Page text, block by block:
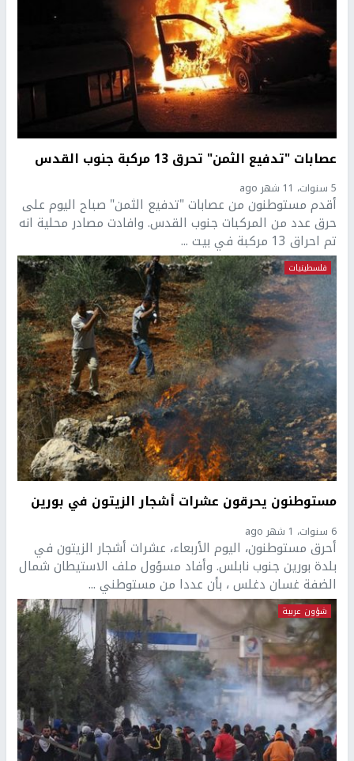
عصابات "تدفيع الثمن" تحرق 13 مركبة جنوب القدس
5 سنوات، 11 شهر ago
أقدم مستوطنون من عصابات "تدفيع الثمن" صباح اليوم على
حرق عدد من المركبات جنوب القدس. وافادت مصادر محلية انه
تم احراق 13 مركبة في بيت ...
فلسطينيات
مستوطنون يحرقون عشرات أشجار الزيتون في بورين
6 سنوات، 1 شهر ago
أحرق مستوطنون، اليوم الأربعاء، عشرات أشجار الزيتون في
بلدة بورين جنوب نابلس. وأفاد مسؤول ملف الاستيطان شمال
الضفة غسان دغلس ، بأن عددا من مستوطني ...
شؤون عربية